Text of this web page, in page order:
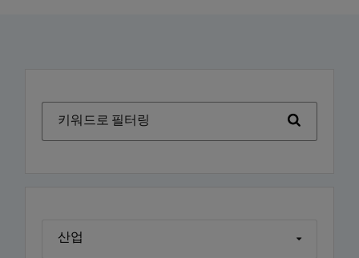
키워드로 필터링
산업